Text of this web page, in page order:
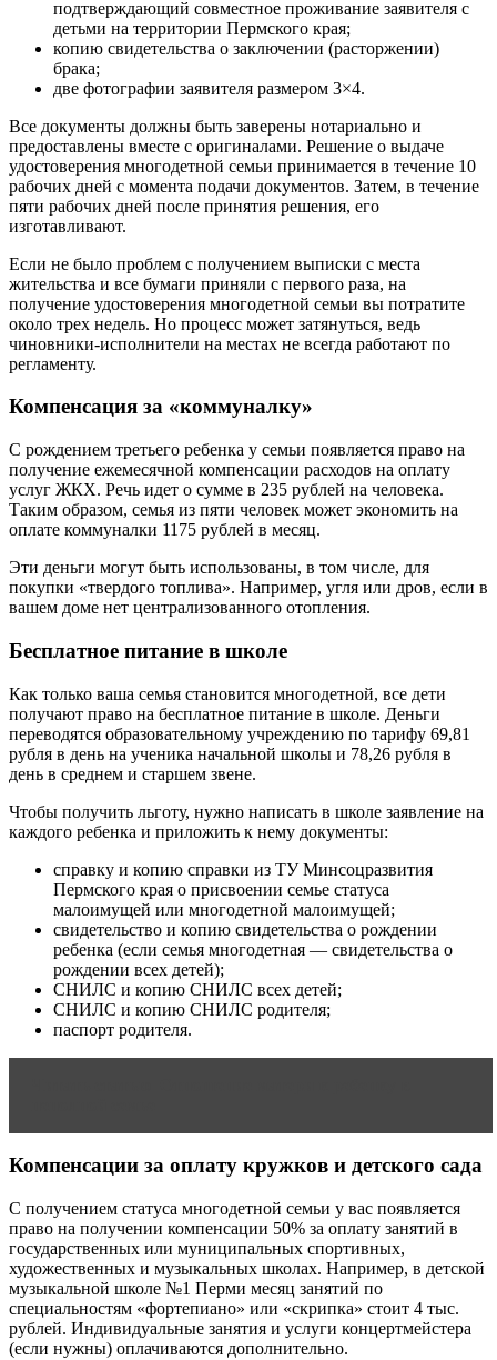
подтверждающий совместное проживание заявителя с
детьми на территории Пермского края;
копию свидетельства о заключении (расторжении)
брака;
две фотографии заявителя размером 3×4.
Все документы должны быть заверены нотариально и
предоставлены вместе с оригиналами. Решение о выдаче
удостоверения многодетной семьи принимается в течение 10
рабочих дней с момента подачи документов. Затем, в течение
пяти рабочих дней после принятия решения, его
изготавливают.
Если не было проблем с получением выписки с места
жительства и все бумаги приняли с первого раза, на
получение удостоверения многодетной семьи вы потратите
около трех недель. Но процесс может затянуться, ведь
чиновники-исполнители на местах не всегда работают по
регламенту.
Компенсация за «коммуналку»
С рождением третьего ребенка у семьи появляется право на
получение ежемесячной компенсации расходов на оплату
услуг ЖКХ. Речь идет о сумме в 235 рублей на человека.
Таким образом, семья из пяти человек может экономить на
оплате коммуналки 1175 рублей в месяц.
Эти деньги могут быть использованы, в том числе, для
покупки «твердого топлива». Например, угля или дров, если в
вашем доме нет централизованного отопления.
Бесплатное питание в школе
Как только ваша семья становится многодетной, все дети
получают право на бесплатное питание в школе. Деньги
переводятся образовательному учреждению по тарифу 69,81
рубля в день на ученика начальной школы и 78,26 рубля в
день в среднем и старшем звене.
Чтобы получить льготу, нужно написать в школе заявление на
каждого ребенка и приложить к нему документы:
справку и копию справки из ТУ Минсоцразвития
Пермского края о присвоении семье статуса
малоимущей или многодетной малоимущей;
свидетельство и копию свидетельства о рождении
ребенка (если семья многодетная — свидетельства о
рождении всех детей);
СНИЛС и копию СНИЛС всех детей;
СНИЛС и копию СНИЛС родителя;
паспорт родителя.
Компенсации за оплату кружков и детского сада
С получением статуса многодетной семьи у вас появляется
право на получении компенсации 50% за оплату занятий в
государственных или муниципальных спортивных,
художественных и музыкальных школах. Например, в детской
музыкальной школе №1 Перми месяц занятий по
специальностям «фортепиано» или «скрипка» стоит 4 тыс.
рублей. Индивидуальные занятия и услуги концертмейстера
(если нужны) оплачиваются дополнительно.